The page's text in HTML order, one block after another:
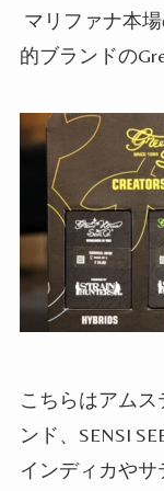
マリファナ本
的ブランドの
こちらはアム
ンド、 SENSI
インディカやサ